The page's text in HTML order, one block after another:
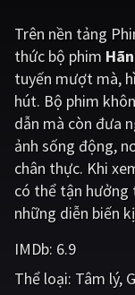
Giật gân
Bí ẩn
Viễn Tây
GameShow
QUỐC GIA
Âu - Mỹ
Hàn Quốc
Trên nền tảng
thức bộ phim
tuyến mượt mà,
hút. Bộ phim
dẫn mà còn đưa
ảnh sống động,
chân thực. Khi
có thể tận hưởng
những diễn biến
IMDb: 6.9
Thể loại: Tâm lý